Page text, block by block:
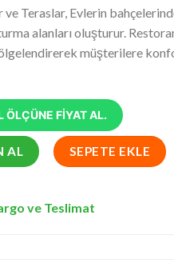
fiyat:
₺7.047,00.
ve Teraslar, Evlerin
alanları oluşturur.
müşterilere
ÖLÇÜNE FİYAT AL.
Pergola Gölgelik Sunset
AL SEPETE EKLE
ve Teslimat